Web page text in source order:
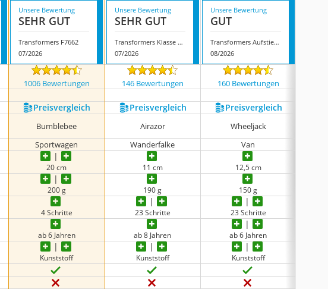
Unsere Bewertung
SEHR GUT
Transformers F7662
07/2026
Unsere Bewertung
SEHR GUT
Transformers Klasse 97 Airazor Action-Figur
07/2026
Unsere Bewertung
GUT
Transformers Aufstieg der Bestien
08/2026
1006 Bewertungen 146 Bewertungen 160 Bewertungen
Preis­vergleich Preis­vergleich Preis­vergleich
Bumblebee Airazor Wheeljack
Sportwagen Wanderfalke Van
20 cm 11 cm 12,5 cm
200 g 190 g 150 g
4 Schritte 23 Schritte 23 Schritte
ab 6 Jahren ab 8 Jahren ab 6 Jahren
Kunststoff Kunststoff Kunststoff